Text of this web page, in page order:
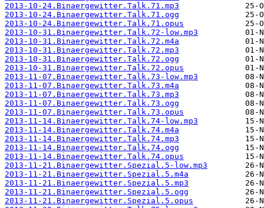
2013-10-24.Binaergewitter.Talk.71.mp3
2013-10-24.Binaergewitter.Talk.71.ogg
2013-10-24.Binaergewitter.Talk.71.opus
2013-10-31.Binaergewitter.Talk.72-low.mp3
2013-10-31.Binaergewitter.Talk.72.m4a
2013-10-31.Binaergewitter.Talk.72.mp3
2013-10-31.Binaergewitter.Talk.72.ogg
2013-10-31.Binaergewitter.Talk.72.opus
2013-11-07.Binaergewitter.Talk.73-low.mp3
2013-11-07.Binaergewitter.Talk.73.m4a
2013-11-07.Binaergewitter.Talk.73.mp3
2013-11-07.Binaergewitter.Talk.73.ogg
2013-11-07.Binaergewitter.Talk.73.opus
2013-11-14.Binaergewitter.Talk.74-low.mp3
2013-11-14.Binaergewitter.Talk.74.m4a
2013-11-14.Binaergewitter.Talk.74.mp3
2013-11-14.Binaergewitter.Talk.74.ogg
2013-11-14.Binaergewitter.Talk.74.opus
2013-11-21.Binaergewitter.Spezial.5-low.mp3
2013-11-21.Binaergewitter.Spezial.5.m4a
2013-11-21.Binaergewitter.Spezial.5.mp3
2013-11-21.Binaergewitter.Spezial.5.ogg
2013-11-21.Binaergewitter.Spezial.5.opus